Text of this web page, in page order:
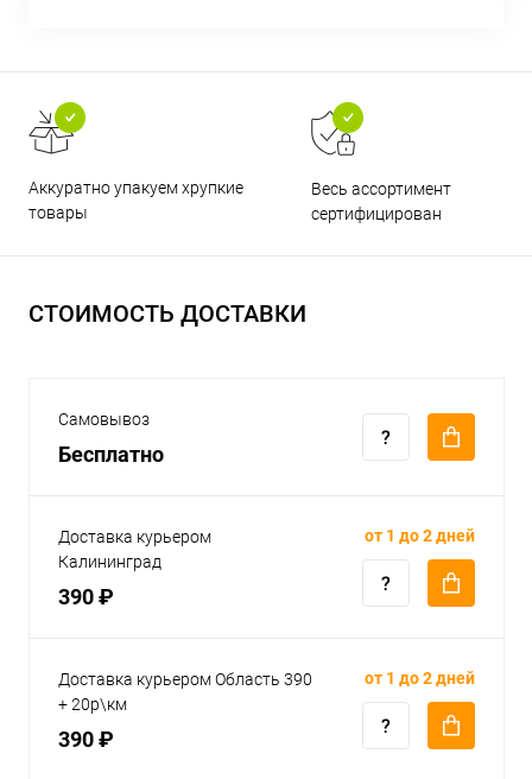
Аккуратно упакуем хрупкие
товары
Весь ассортимент
сертифицирован
СТОИМОСТЬ ДОСТАВКИ
Самовывоз
Бесплатно
Доставка курьером
Калининград
390 ₽
от 1 до 2 дней
Доставка курьером Область 390
+ 20р\км
390 ₽
от 1 до 2 дней